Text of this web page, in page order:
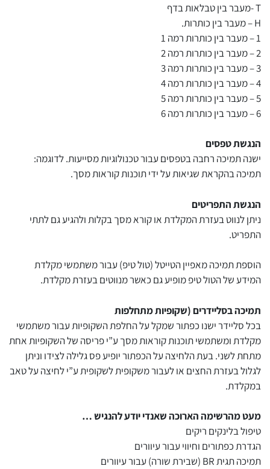
T -מעבר בין טבלאות בדף
H – מעבר בין כותרות.
1 – מעבר בין כותרות רמה 1
2 – מעבר בין כותרות רמה 2
3 – מעבר בין כותרות רמה 3
4 – מעבר בין כותרות רמה 4
5 – מעבר בין כותרות רמה 5
6 – מעבר בין כותרות רמה 6
הנגשת טפסים
ישנה תמיכה רחבה בטפסים עבור טכנולוגיות מסייעות. לדוגמה:
תמיכה בהקראת שגיאות על ידי תוכנות קוראות מסך.
הנגשת התפריטים
ניתן לנווט בעזרת המקלדת או קורא מסך בקלות ולהגיע גם לתתי
התפריט.
הוספת תמיכה מאפיין הטייטל (טול טיפ) עבור משתמשי מקלדת
המידע של הטול טיפ מופיע גם כאשר מנווטים בעזרת מקלדת.
תמיכה בסליידרים (שקופיות מתחלפות
בכל סליידר ישנו כפתור שמקל על החלפת השקופיות עבור משתמשי
מקלדת ומשתמשי תוכנות קוראות מסך ע”י פריסה של השקופיות אחת
מתחת לשני. בעת הלחיצה על הכפתור יופיע פס גלילה לצידו וניתן
לגלול בעזרת החצים או לעבור משקופית לשקופית ע”י לחיצה על טאב
במקלדת.
מעט מהרשימה הארוכה שאנדי יודע להנגיש …
טיפול בלינקים ריקים
הגדרת כפתורים וחיווי עבור עיוורים
תמיכה תגית BR (שבירת שורה) עבור עיוורים